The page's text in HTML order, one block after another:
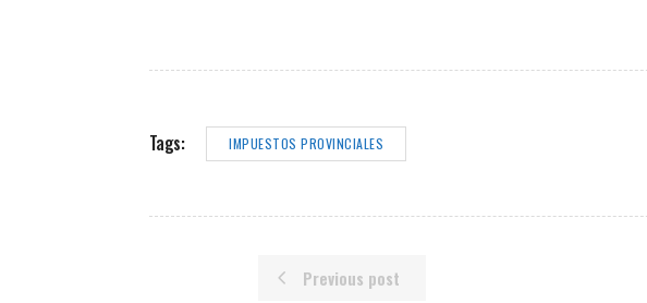
Tags: IMPUESTOS PROVINCIALES
Previous post